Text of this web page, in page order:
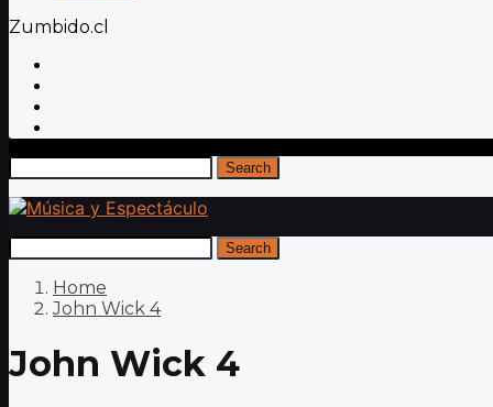
Zumbido.cl
Search
Search
Home
John Wick 4
John Wick 4